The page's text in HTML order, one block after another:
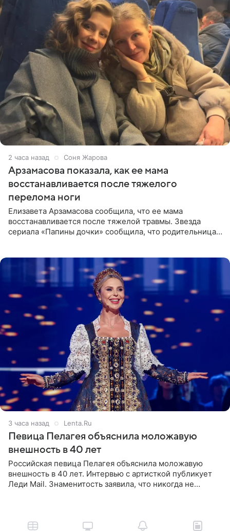
2 часа назад Соня Жарова
Арзамасова показала, как ее мама
восстанавливается после тяжелого
перелома ноги
Елизавета Арзамасова сообщила, что ее мама
восстанавливается после тяжелой травмы. Звезда
сериала «Папины дочки» сообщила, что родительница
3 часа назад Lenta.Ru
Певица Пелагея объяснила моложавую
внешность в 40 лет
Российская певица Пелагея объяснила моложавую
внешность в 40 лет. Интервью с артисткой публикует
Леди Mail. Знаменитость заявила, что никогда не